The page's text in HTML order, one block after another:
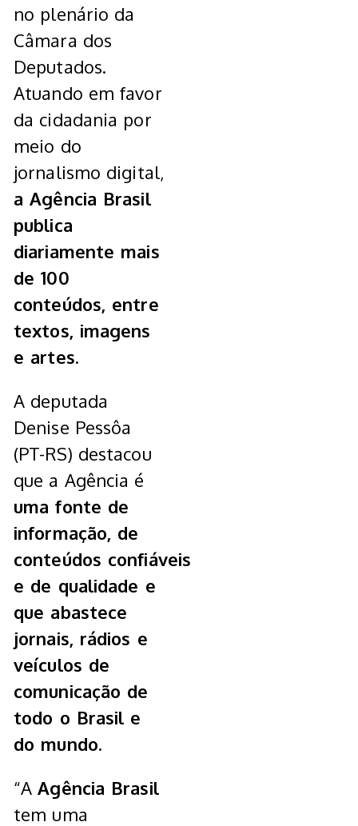
no plenário da
Câmara dos
Deputados.
Atuando em favor
da cidadania por
meio do
jornalismo digital,
a Agência Brasil
publica
diariamente mais
de 100
conteúdos, entre
textos, imagens
e artes.
A deputada
Denise Pessôa
(PT-RS) destacou
que a Agência é
uma fonte de
informação, de
conteúdos confiáveis
e de qualidade e
que abastece
jornais, rádios e
veículos de
comunicação de
todo o Brasil e
do mundo.
“AAgência Brasil
tem uma